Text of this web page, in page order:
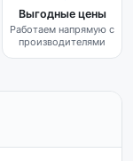
Выгодные цены
Работаем напрямую с
производителями